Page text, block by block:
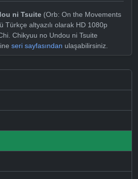
ni Tsuite (Orb: On the Movements
Türkçe altyazılı olarak HD 1080p
Chikyuu no Undou ni Tsuite
seri sayfasından ulaşabilirsiniz.